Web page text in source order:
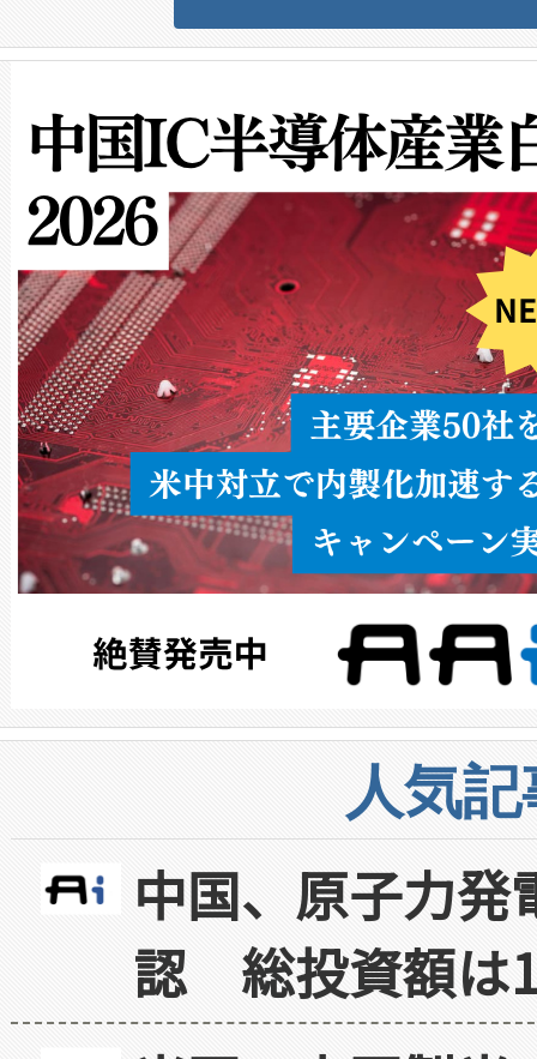
人気
中国、原子力
認 総投資額は